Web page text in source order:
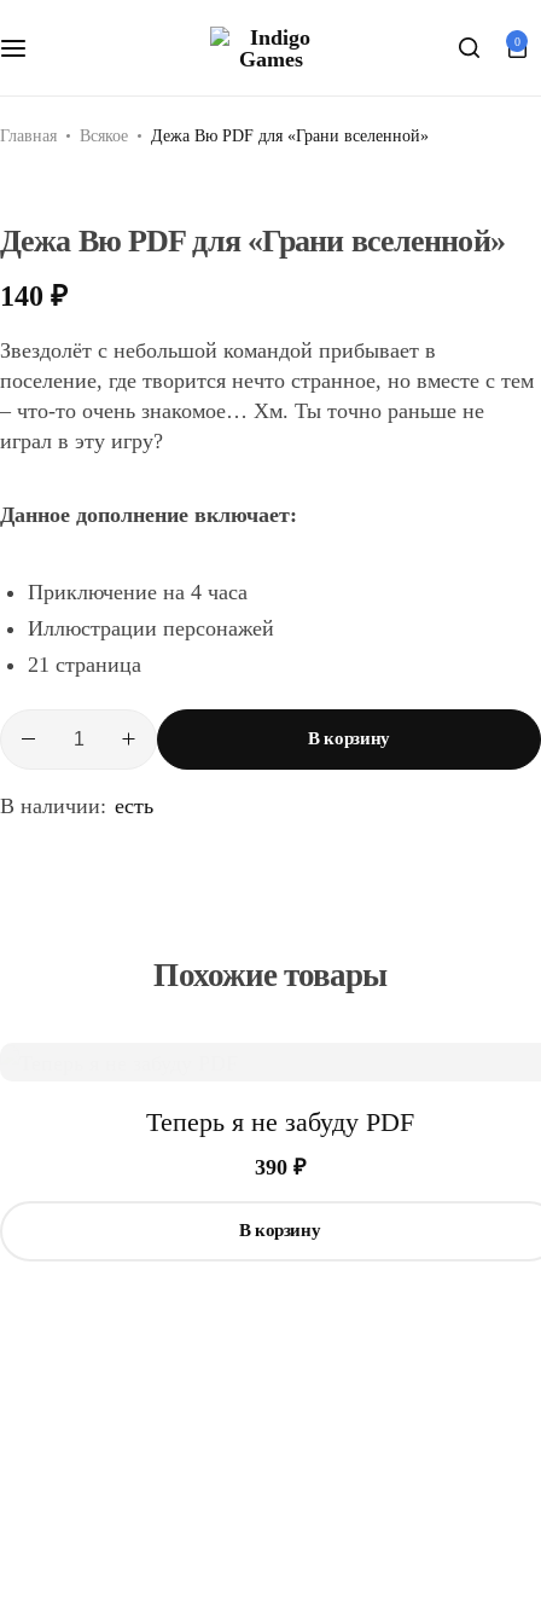
Search
0
Главная Всякое Дежа Вю PDF для «Грани вселенной»
Дежа Вю PDF для «Грани вселенной»
140 ₽
Звездолёт с небольшой командой прибывает в
поселение, где творится нечто странное, но вместе с тем
– что-то очень знакомое… Хм. Ты точно раньше не
играл в эту игру?
Данное дополнение включает:
Приключение на 4 часа
Иллюстрации персонажей
21 страница
Количество
Вю
В корзину
В наличии: есть
Похожие товары
Теперь я не забуду PDF
390 ₽
В корзину